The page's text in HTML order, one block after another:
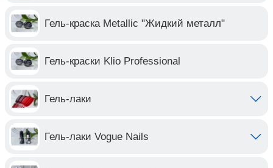
Гель-краска Metallic "Жидкий металл"
Гель-краски Klio Professional
Гель-лаки
Гель-лаки Vogue Nails